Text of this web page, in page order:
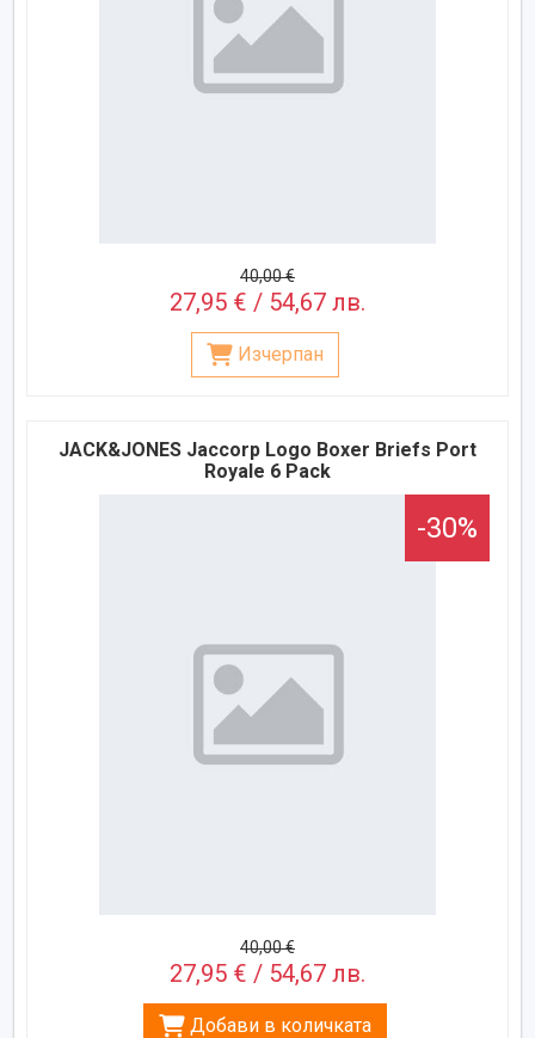
40,00 €
27,95 € / 54,67 лв.
Изчерпан
JACK&JONES Jaccorp Logo Boxer Briefs Port
Royale 6 Pack
-30%
40,00 €
27,95 € / 54,67 лв.
Добави в количката